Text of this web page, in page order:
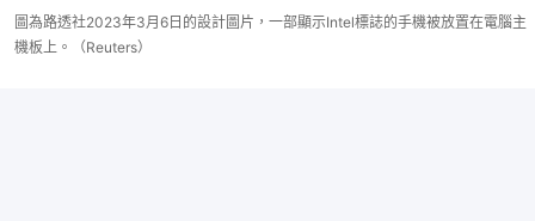
圖為路透社2023年3月6日的設計圖片，一部顯示Intel標誌的手機被放置在電腦主
機板上。（Reuters）